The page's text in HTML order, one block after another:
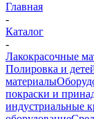
Главная
-
Каталог
-
Лакокрасочные
Полировка и
материалы
покраски и
индустриальные